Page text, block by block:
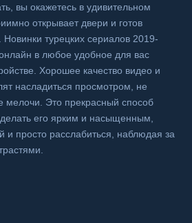
вы окажетесь в удивительном
открывает двери и готов
турецких сериалов 2019-
в любое удобное для вас
Хорошее качество видео и
насладиться просмотром, не
мелочи. Это прекрасный способ
его ярким и насыщенным,
и просто расслабиться, наблюдая за